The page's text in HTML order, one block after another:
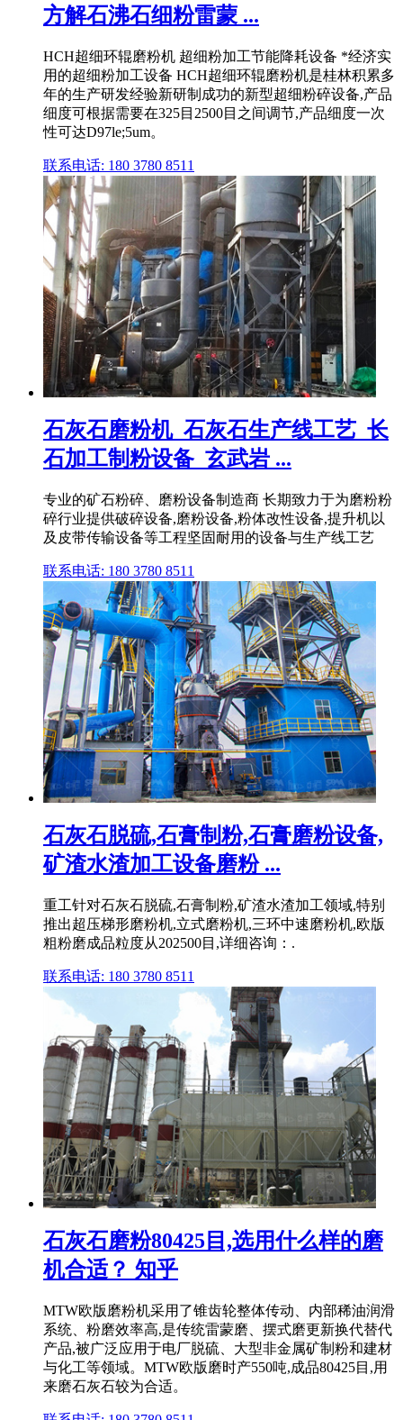
方解石沸石细粉雷蒙 ...
HCH超细环辊磨粉机 超细粉加工节能降耗设备 *经济实
用的超细粉加工设备 HCH超细环辊磨粉机是桂林积累多
年的生产研发经验新研制成功的新型超细粉碎设备,产品
细度可根据需要在325目2500目之间调节,产品细度一次
性可达D97le;5um。
联系电话: 180 3780 8511
石灰石磨粉机_石灰石生产线工艺_长
石加工制粉设备_玄武岩 ...
专业的矿石粉碎、磨粉设备制造商 长期致力于为磨粉粉
碎行业提供破碎设备,磨粉设备,粉体改性设备,提升机以
及皮带传输设备等工程坚固耐用的设备与生产线工艺
联系电话: 180 3780 8511
石灰石脱硫,石膏制粉,石膏磨粉设备,
矿渣水渣加工设备磨粉 ...
重工针对石灰石脱硫,石膏制粉,矿渣水渣加工领域,特别
推出超压梯形磨粉机,立式磨粉机,三环中速磨粉机,欧版
粗粉磨成品粒度从202500目,详细咨询：.
联系电话: 180 3780 8511
石灰石磨粉80425目,选用什么样的磨
机合适？ 知乎
MTW欧版磨粉机采用了锥齿轮整体传动、内部稀油润滑
系统、粉磨效率高,是传统雷蒙磨、摆式磨更新换代替代
产品,被广泛应用于电厂脱硫、大型非金属矿制粉和建材
与化工等领域。MTW欧版磨时产550吨,成品80425目,用
来磨石灰石较为合适。